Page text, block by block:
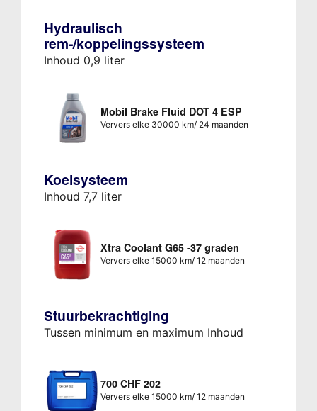
Hydraulisch
rem-/koppelingssysteem
Inhoud 0,9 liter
Mobil Brake Fluid DOT 4 ESP
Ververs elke 30000 km/ 24 maanden
Koelsysteem
Inhoud 7,7 liter
Xtra Coolant G65 -37 graden
Ververs elke 15000 km/ 12 maanden
Stuurbekrachtiging
Tussen minimum en maximum Inhoud
700 CHF 202
Ververs elke 15000 km/ 12 maanden